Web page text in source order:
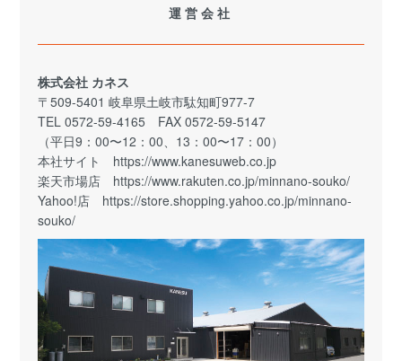
運営会社
株式会社 カネス
〒509-5401 岐阜県土岐市駄知町977-7
TEL 0572-59-4165 FAX 0572-59-5147
（平日9：00〜12：00、13：00〜17：00）
本社サイト https://www.kanesuweb.co.jp
楽天市場店 https://www.rakuten.co.jp/minnano-souko/
Yahoo!店 https://store.shopping.yahoo.co.jp/minnano-
souko/